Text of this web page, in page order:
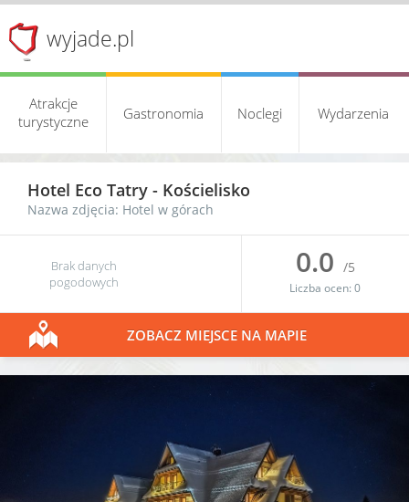
wyjade.pl
Atrakcje
turystyczne
Gastronomia Noclegi Wydarzenia
Hotel Eco Tatry - Kościelisko
Nazwa zdjęcia: Hotel w górach
Brak danych
pogodowych
0.0 /5
Liczba ocen:0
ZOBACZ MIEJSCE NA MAPIE